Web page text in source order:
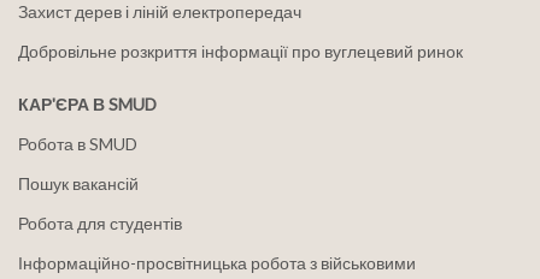
Захист дерев і ліній електропередач
Добровільне розкриття інформації про вуглецевий ринок
КАР'ЄРА В SMUD
Робота в SMUD
Пошук вакансій
Робота для студентів
Інформаційно-просвітницька робота з військовими